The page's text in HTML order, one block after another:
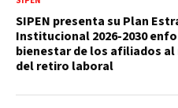
SIPEN presenta su Plan
Institucional 2026-2030
bienestar de los afiliados
del retiro laboral